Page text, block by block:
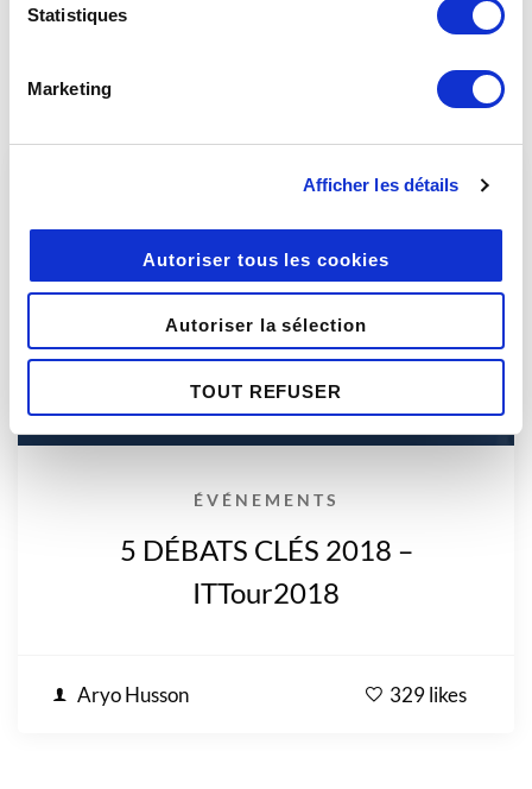
Statistiques
Marketing
Afficher les détails
Autoriser tous les cookies
Autoriser la sélection
TOUT REFUSER
Related posts
ÉVÉNEMENTS
5 DÉBATS CLÉS 2018 –
ITTour2018
Aryo Husson 329 likes